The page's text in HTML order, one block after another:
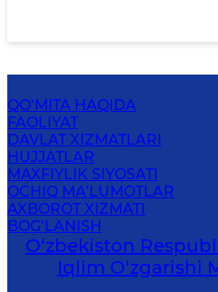
QO‘MITA HAQIDA
FAOLIYAT
DAVLAT XIZMATLARI
HUJJATLAR
MAXFIYLIK SIYOSATI
OCHIQ MA’LUMOTLAR
AXBOROT XIZMATI
BOG‘LANISH
O‘zbekiston
Iqlim O‘zgarishi